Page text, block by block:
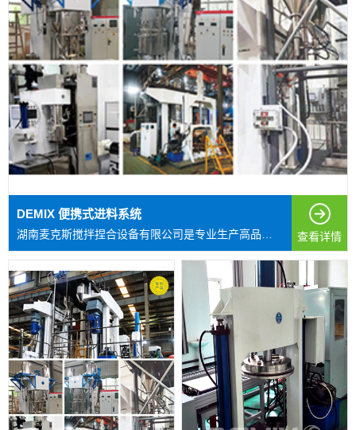
DEMIX 便携式进料系统
查看详情